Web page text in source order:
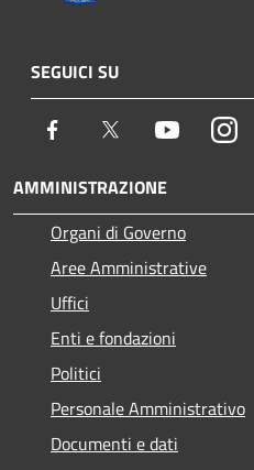
SEGUICI SU
Facebook Twitter Youtube
AMMINISTRAZIONE
Organi di Governo
Aree Amministrative
Uffici
Enti e fondazioni
Politici
Personale Amministrativo
Documenti e dati